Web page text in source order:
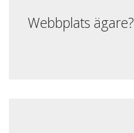
Webbplats ägare?